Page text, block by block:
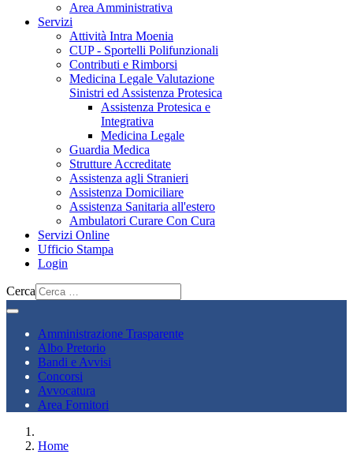
Area Amministrativa
Servizi
Attività Intra Moenia
CUP - Sportelli Polifunzionali
Contributi e Rimborsi
Medicina Legale Valutazione
Sinistri ed Assistenza Protesica
Assistenza Protesica e
Integrativa
Medicina Legale
Guardia Medica
Strutture Accreditate
Assistenza agli Stranieri
Assistenza Domiciliare
Assistenza Sanitaria all'estero
Ambulatori Curare Con Cura
Servizi Online
Ufficio Stampa
Login
Cerca
Amministrazione Trasparente
Albo Pretorio
Bandi e Avvisi
Concorsi
Avvocatura
Area Fornitori
Home